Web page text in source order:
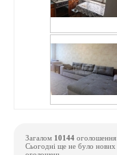
Загалом 10144 оголошення
Сьогодні ще не було нових